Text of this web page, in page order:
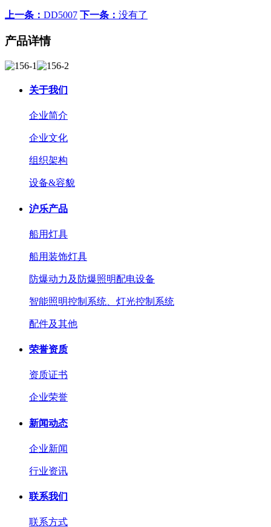
上一条： DD5007 下一条： 没有了
产品详情
关于我们
企业简介
企业文化
组织架构
设备&容貌
沪乐产品
船用灯具
船用装饰灯具
防爆动力及防爆照明配电设备
智能照明控制系统、灯光控制系统
配件及其他
荣誉资质
资质证书
企业荣誉
新闻动态
企业新闻
行业资讯
联系我们
联系方式